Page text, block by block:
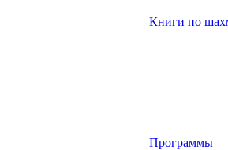
Книги по
Программы